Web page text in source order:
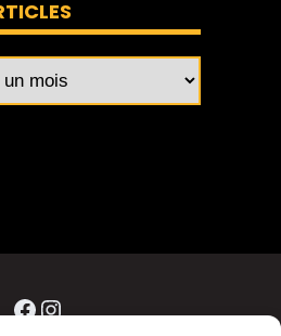
Facebook
Instagram